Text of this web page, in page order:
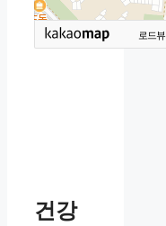
로드뷰
건강